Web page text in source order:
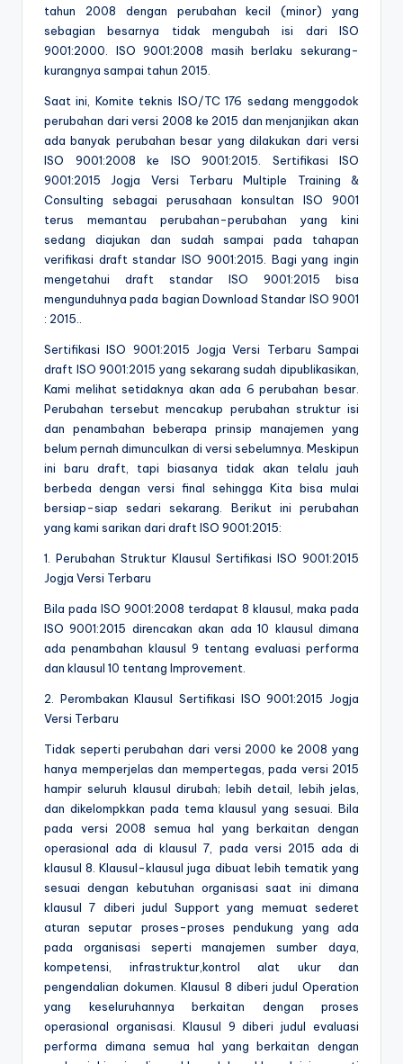
tahun 2008 dengan perubahan kecil (minor) yang
sebagian besarnya tidak mengubah isi dari ISO
9001:2000. ISO 9001:2008 masih berlaku sekurang-
kurangnya sampai tahun 2015.
Saat ini, Komite teknis ISO/TC 176 sedang menggodok
perubahan dari versi 2008 ke 2015 dan menjanjikan akan
ada banyak perubahan besar yang dilakukan dari versi
ISO 9001:2008 ke ISO 9001:2015. Sertifikasi ISO
9001:2015 Jogja Versi Terbaru Multiple Training &
Consulting sebagai perusahaan konsultan ISO 9001
terus memantau perubahan-perubahan yang kini
sedang diajukan dan sudah sampai pada tahapan
verifikasi draft standar ISO 9001:2015. Bagi yang ingin
mengetahui draft standar ISO 9001:2015 bisa
mengunduhnya pada bagian Download Standar ISO 9001
: 2015..
Sertifikasi ISO 9001:2015 Jogja Versi Terbaru Sampai
draft ISO 9001:2015 yang sekarang sudah dipublikasikan,
Kami melihat setidaknya akan ada 6 perubahan besar.
Perubahan tersebut mencakup perubahan struktur isi
dan penambahan beberapa prinsip manajemen yang
belum pernah dimunculkan di versi sebelumnya. Meskipun
ini baru draft, tapi biasanya tidak akan telalu jauh
berbeda dengan versi final sehingga Kita bisa mulai
bersiap-siap sedari sekarang. Berikut ini perubahan
yang kami sarikan dari draft ISO 9001:2015:
1. Perubahan Struktur Klausul Sertifikasi ISO 9001:2015
Jogja Versi Terbaru
Bila pada ISO 9001:2008 terdapat 8 klausul, maka pada
ISO 9001:2015 direncakan akan ada 10 klausul dimana
ada penambahan klausul 9 tentang evaluasi performa
dan klausul 10 tentang Improvement.
2. Perombakan Klausul Sertifikasi ISO 9001:2015 Jogja
Versi Terbaru
Tidak seperti perubahan dari versi 2000 ke 2008 yang
hanya memperjelas dan mempertegas, pada versi 2015
hampir seluruh klausul dirubah; lebih detail, lebih jelas,
dan dikelompkkan pada tema klausul yang sesuai. Bila
pada versi 2008 semua hal yang berkaitan dengan
operasional ada di klausul 7, pada versi 2015 ada di
klausul 8. Klausul-klausul juga dibuat lebih tematik yang
sesuai dengan kebutuhan organisasi saat ini dimana
klausul 7 diberi judul Support yang memuat sederet
aturan seputar proses-proses pendukung yang ada
pada organisasi seperti manajemen sumber daya,
kompetensi, infrastruktur,kontrol alat ukur dan
pengendalian dokumen. Klausul 8 diberi judul Operation
yang keseluruhannya berkaitan dengan proses
operasional organisasi. Klausul 9 diberi judul evaluasi
performa dimana semua hal yang berkaitan dengan